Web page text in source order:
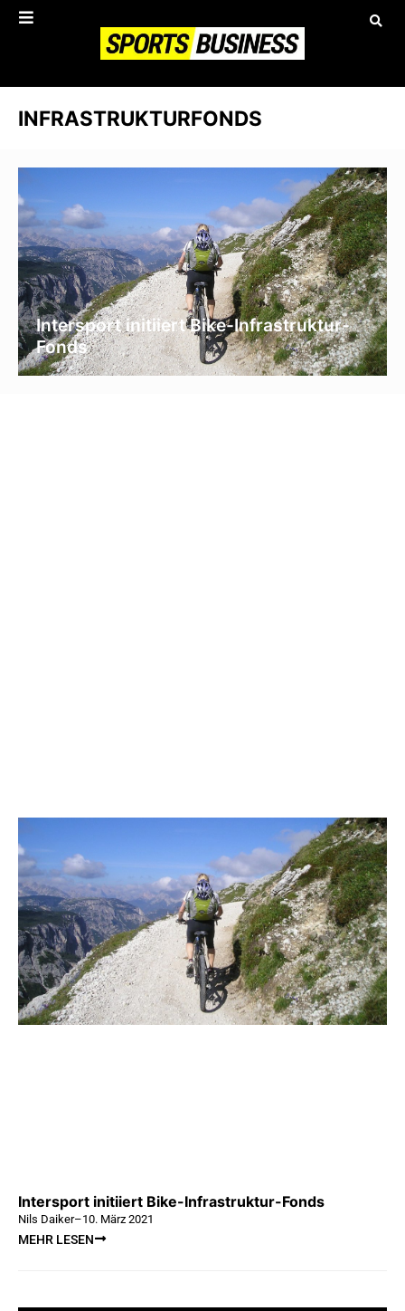
INFRASTRUKTURFONDS
Intersport initiiert Bike-Infrastruktur-
Fonds
Intersport initiiert Bike-Infrastruktur-Fonds
Nils Daiker–10. März 2021
MEHR LESEN